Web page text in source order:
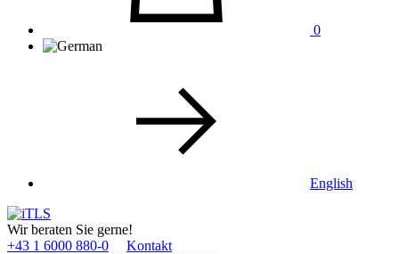
0
English
Wir beraten Sie gerne!
+43 1 6000 880­-0
Kontakt